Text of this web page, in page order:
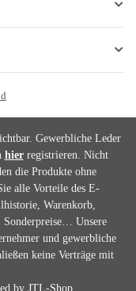
Gewerbliche Leder
hierregistrieren. Nicht
die Produkte ohne
alle Vorteile des E-
Warenkorb,
Sonderpreise… Unsere
und gewerbliche
keine Verträge mit
by JTL-Shop